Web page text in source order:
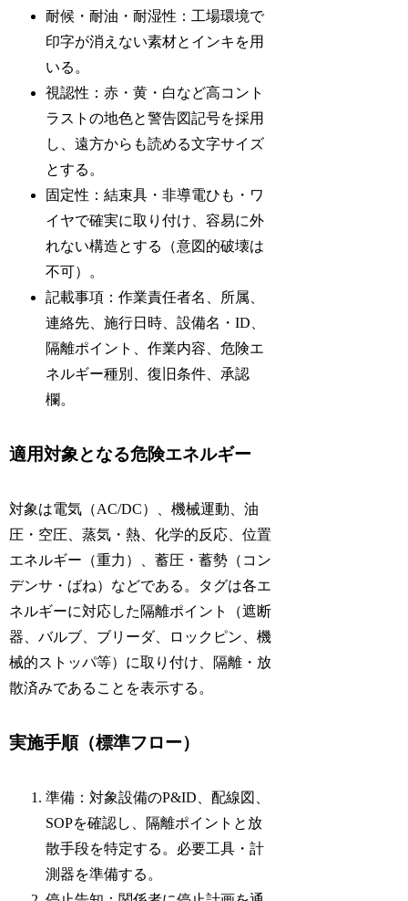
耐候・耐油・耐湿性：工場環境で
印字が消えない素材とインキを用
いる。
視認性：赤・黄・白など高コント
ラストの地色と警告図記号を採用
し、遠方からも読める文字サイズ
とする。
固定性：結束具・非導電ひも・ワ
イヤで確実に取り付け、容易に外
れない構造とする（意図的破壊は
不可）。
記載事項：作業責任者名、所属、
連絡先、施行日時、設備名・ID、
隔離ポイント、作業内容、危険エ
ネルギー種別、復旧条件、承認
欄。
適用対象となる危険エネルギー
対象は電気（AC/DC）、機械運動、油
圧・空圧、蒸気・熱、化学的反応、位置
エネルギー（重力）、蓄圧・蓄勢（コン
デンサ・ばね）などである。タグは各エ
ネルギーに対応した隔離ポイント（遮断
器、バルブ、ブリーダ、ロックピン、機
械的ストッパ等）に取り付け、隔離・放
散済みであることを表示する。
実施手順（標準フロー）
準備：対象設備のP&ID、配線図、
SOPを確認し、隔離ポイントと放
散手段を特定する。必要工具・計
測器を準備する。